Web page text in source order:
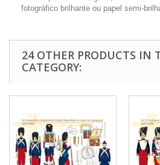
fotográfico brilhante ou papel semi-
24 OTHER PRODUCTS IN
CATEGORY: